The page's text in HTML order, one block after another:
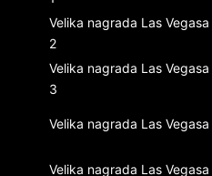
Velika nagrada Las Vegasa
2
Velika nagrada Las Vegasa
3
Velika nagrada Las Vegasa
Velika nagrada Las Vegasa